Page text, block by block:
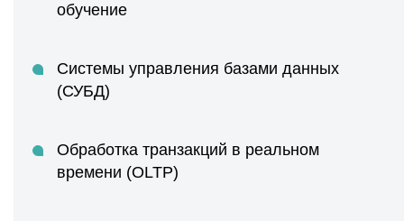
обучение
Системы управления базами данных
(СУБД)
Обработка транзакций в реальном
времени (OLTP)